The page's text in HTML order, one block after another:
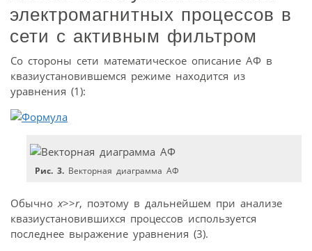
электромагнитных процессов в
сети с активным фильтром
Со стороны сети математическое описание АФ в
квазиустановившемся режиме находится из
уравнения (1):
Рис. 3. Векторная диаграмма АФ
Обычно x>>r, поэтому в дальнейшем при анализе
квазиустановившихся процессов используется
последнее выражение уравнения (3).